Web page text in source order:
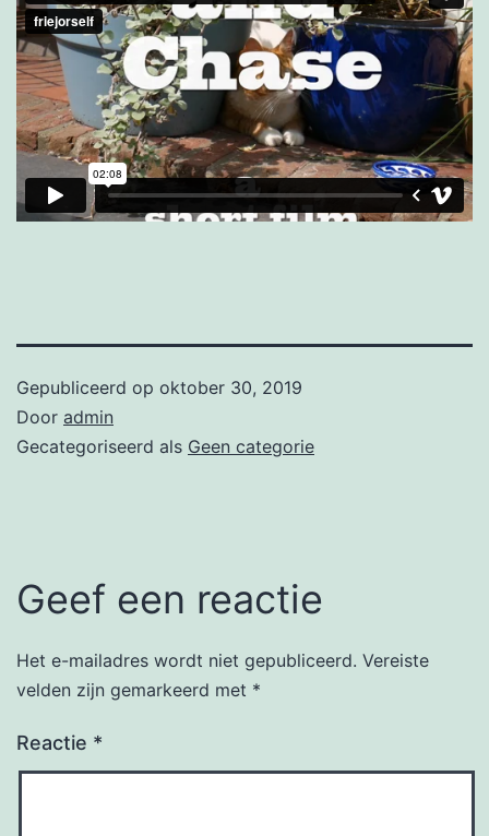
Gepubliceerd op oktober 30, 2019
Door admin
Gecategoriseerd als Geen categorie
Geef een reactie
Het e-mailadres wordt niet gepubliceerd. Vereiste
velden zijn gemarkeerd met *
Reactie *